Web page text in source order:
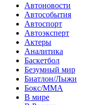
Автоновости
Автособытия
Автоспорт
Автоэксперт
Актеры
Аналитика
Баскетбол
Безумный мир
Биатлон/Лыжи
Бокс/MMA
В мире